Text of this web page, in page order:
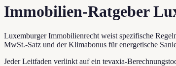
Immobilien-Ratgeber
Luxemburger Immobilienrecht weist spezifische
MwSt.-Satz und der Klimabonus für energetische
Jeder Leitfaden verlinkt auf ein tevaxia-